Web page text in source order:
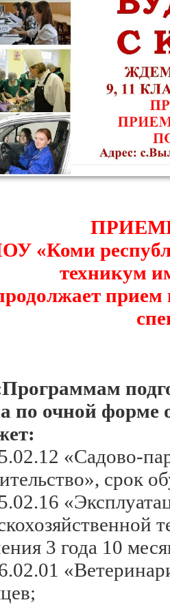
«Коми
техникум
прием
по очной форме
«Садово-
срок
3 года 10